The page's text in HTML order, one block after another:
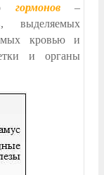
гормонов–
выделяемых
кровью и
и органы